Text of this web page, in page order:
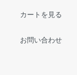
カートを見る
お問い合わせ